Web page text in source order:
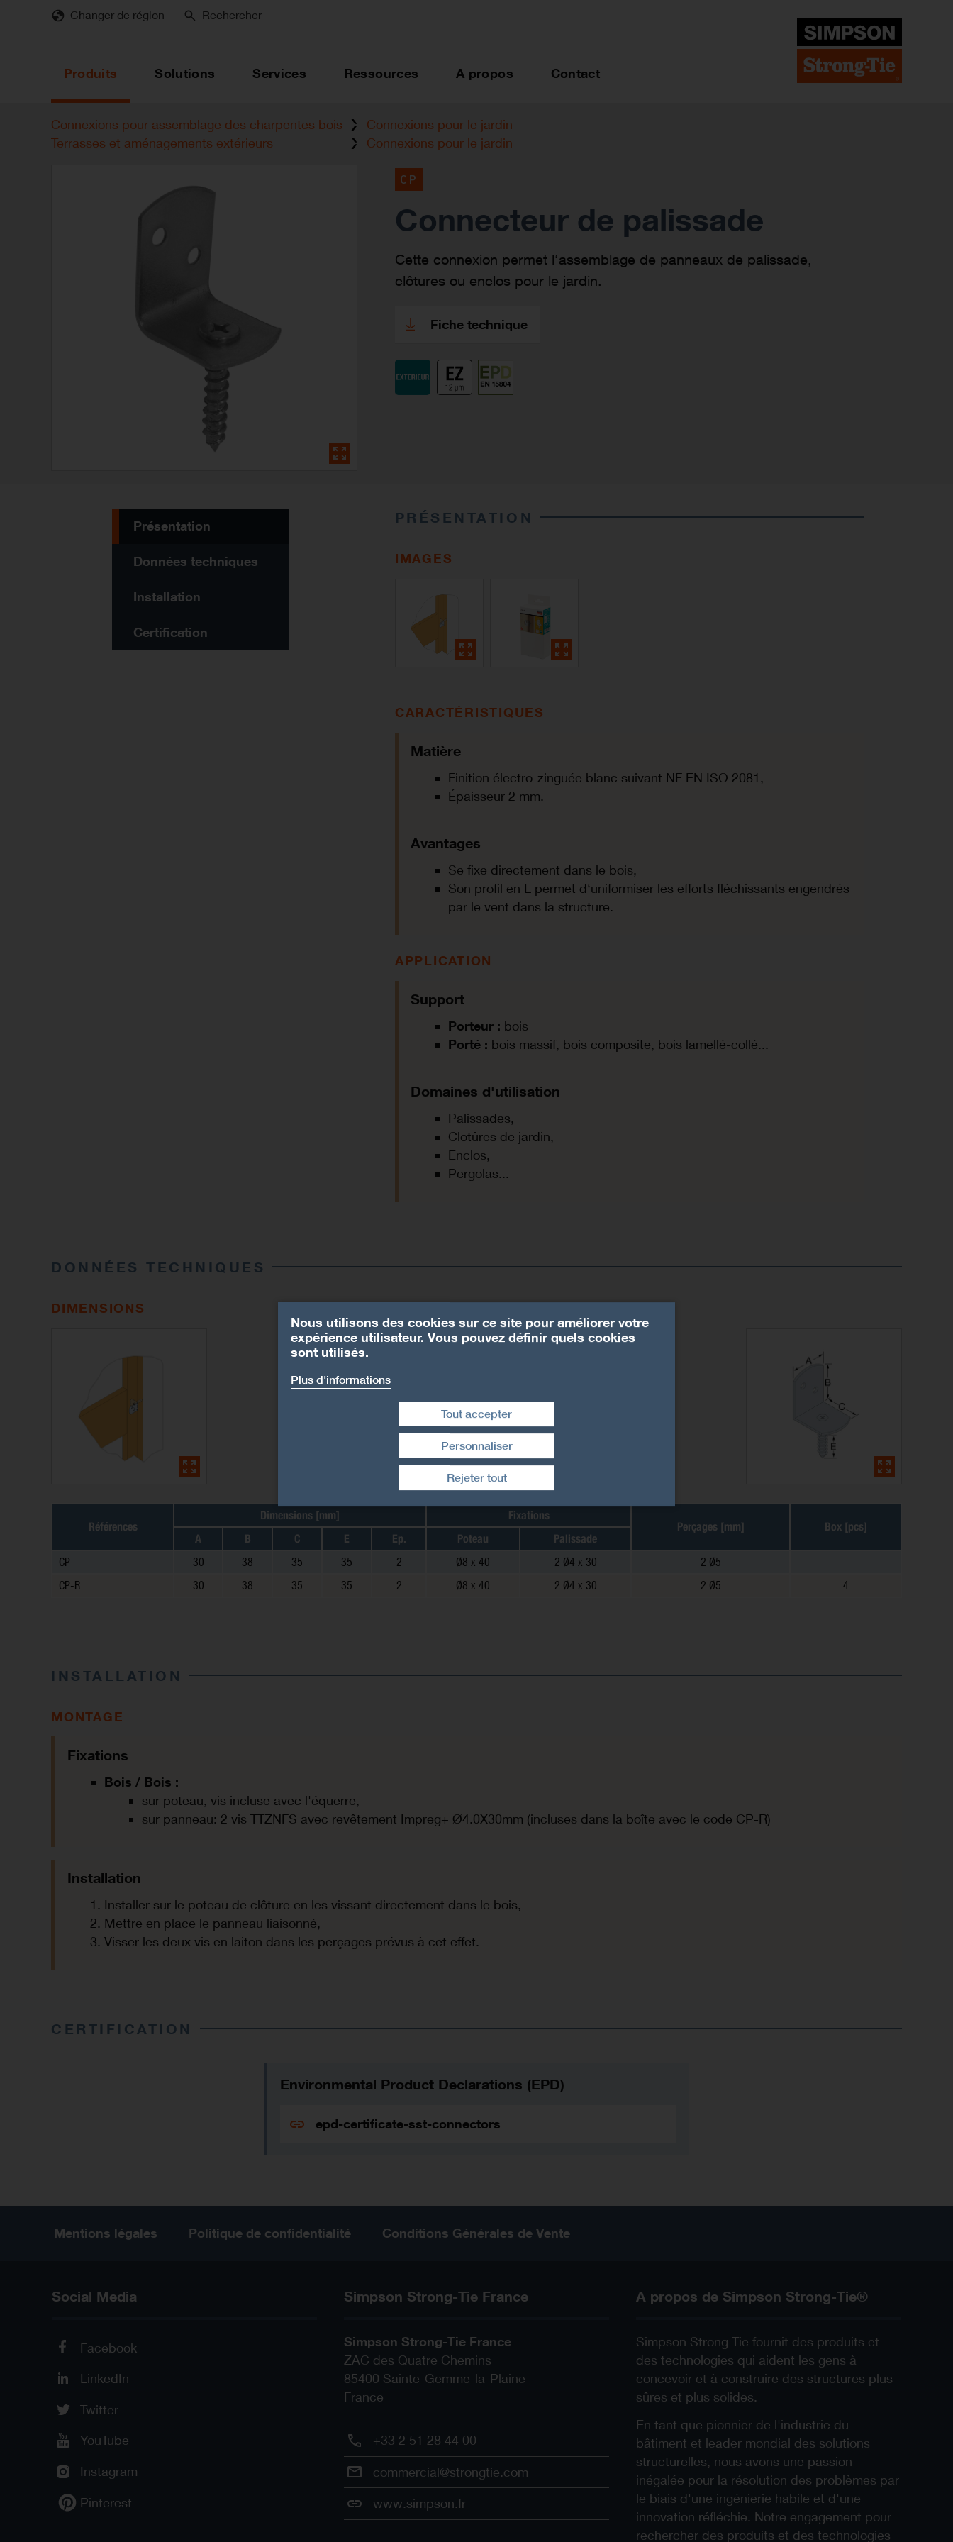
Changer de région Rechercher
Produits Solutions Services Ressources A propos Contact
Connexions pour assemblage des charpentes bois
Terrasses et aménagements extérieurs
Connexions pour le jardin
Connexions pour le jardin
CP
Connecteur de palissade
Cette connexion permet l‘assemblage de panneaux de palissade,
clôtures ou enclos pour le jardin.
Fiche technique
Présentation
Données techniques
Installation
Certification
PRÉSENTATION
IMAGES
CARACTÉRISTIQUES
Matière
Finition électro-zinguée blanc suivant NF EN ISO 2081,
Épaisseur 2 mm.
Avantages
Se fixe directement dans le bois,
Son profil en L permet d‘uniformiser les efforts fléchissants engendrés
par le vent dans la structure.
APPLICATION
Support
Porteur : bois
Porté : bois massif, bois composite, bois lamellé-collé...
Domaines d'utilisation
Palissades,
Clotûres de jardin,
Enclos,
Pergolas...
DONNÉES TECHNIQUES
DIMENSIONS
Références
Dimensions [mm]
Fixations
Perçages [mm]
Box [pcs]
A
B C E Ep. Poteau Palissade
CP 30 38 35 35 2 Ø8 x 40 2 Ø4 x 30 2 Ø5
-
CP-R
30 38 35 35 2 Ø8 x 40 2 Ø4 x 30 2 Ø5 4
INSTALLATION
MONTAGE
Fixations
Bois / Bois :
sur poteau, vis incluse avec l'équerre,
sur panneau: 2 vis TTZNFS avec revêtement Impreg+ Ø4.0X30mm (incluses dans la boîte avec le code CP-R)
Installation
Installer sur le poteau de clôture en les vissant directement dans le bois,
Mettre en place le panneau liaisonné,
Visser les deux vis en laiton dans les perçages prévus à cet effet.
CERTIFICATION
Environmental Product Declarations (EPD)
epd-certificate-sst-connectors
Mentions légales Politique de confidentialité Conditions Générales de Vente
A propos de Simpson Strong-Tie®
Simpson Strong Tie fournit des produits et
des technologies qui aident les gens à
concevoir et à construire des structures plus
sûres et plus solides.
En tant que pionnier de l'industrie du
bâtiment et leader mondial des solutions
structurelles, nous avons une passion
inégalée pour la résolution des problèmes par
le biais d'une ingénierie habile et d'une
innovation réfléchie. Notre engagement pour
rechercher des produits et des technologies
Simpson Strong-Tie France
Simpson Strong-Tie France
ZAC des Quatre Chemins
85400 Sainte-Gemme-la-Plaine
France
+33 2 51 28 44 00
commercial@strongtie.com
www.simpson.fr
Social Media
Facebook
LinkedIn
Twitter
YouTube
Instagram
Pinterest
Nous utilisons des cookies sur ce site pour améliorer votre
expérience utilisateur. Vous pouvez définir quels cookies
sont utilisés.
Plus d'informations
Rejeter tout
Tout accepter
Retirer le consentement
Personnaliser